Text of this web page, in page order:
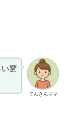
てんきんママ
い驚